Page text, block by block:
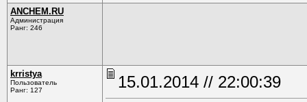
ANCHEM.RU
Администрация
Ранг: 246
krristya
Пользователь
Ранг: 127
15.01.2014 // 22:00:39